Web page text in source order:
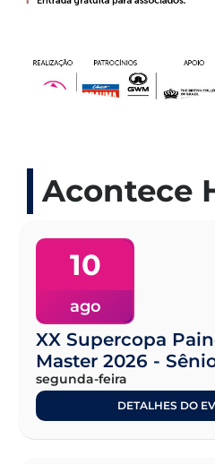
Acontece
10
ago
XX Supercopa
Master 2026 -
segunda-feira
DETALHES DO